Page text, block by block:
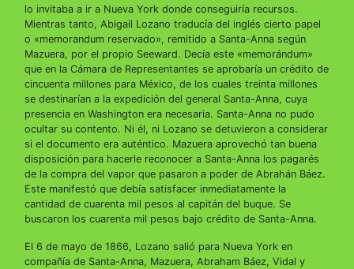
lo invitaba a ir a Nueva York donde conseguiría recursos.
Mientras tanto, Abigaíl Lozano traducía del inglés cierto papel
o «memorandum reservado», remitido a Santa-Anna según
Mazuera, por el propio Seeward. Decía este «memorándum»
que en la Cámara de Representantes se aprobaría un crédito de
cincuenta millones para México, de los cuales treinta millones
se destinarían a la expedición del general Santa-Anna, cuya
presencia en Washington era necesaria. Santa-Anna no pudo
ocultar su contento. Ni él, ni Lozano se detuvieron a considerar
si el documento era auténtico. Mazuera aprovechó tan buena
disposición para hacerle reconocer a Santa-Anna los pagarés
de la compra del vapor que pasaron a poder de Abrahán Báez.
Este manifestó que debía satisfacer inmediatamente la
cantidad de cuarenta mil pesos al capitán del buque. Se
buscaron los cuarenta mil pesos bajo crédito de Santa-Anna.
El 6 de mayo de 1866, Lozano salió para Nueva York en
compañía de Santa-Anna, Mazuera, Abraham Báez, Vidal y